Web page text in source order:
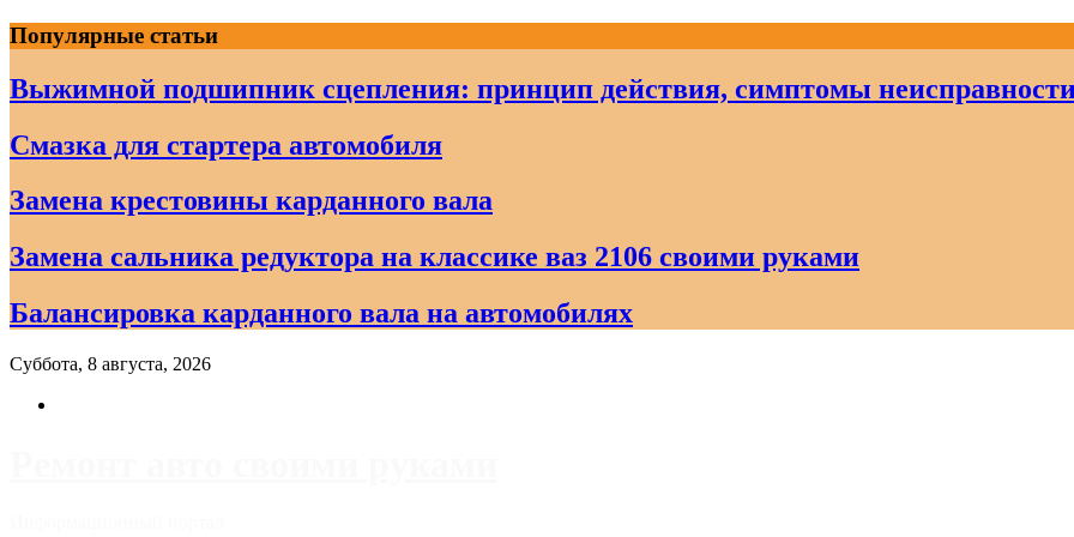
Skip
to
content
Популярные статьи
Выжимной подшипник сцепления: принцип действия, симптомы
Смазка для стартера автомобиля
Замена крестовины карданного вала
Замена сальника редуктора на классике ваз 2106 своими руками
Балансировка карданного вала на автомобилях
Суббота, 8 августа, 2026